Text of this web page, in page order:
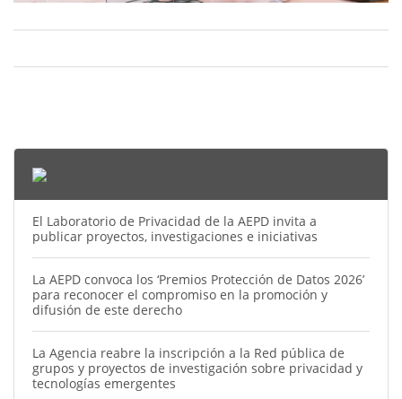
El Laboratorio de Privacidad de la AEPD invita a
publicar proyectos, investigaciones e iniciativas
La AEPD convoca los ‘Premios Protección de Datos 2026’
para reconocer el compromiso en la promoción y
difusión de este derecho
La Agencia reabre la inscripción a la Red pública de
grupos y proyectos de investigación sobre privacidad y
tecnologías emergentes